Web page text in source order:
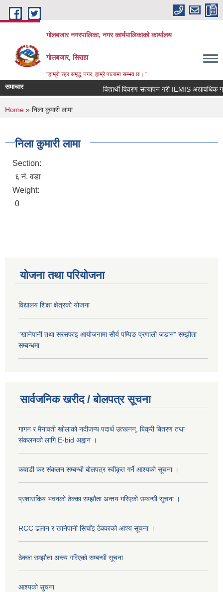
Skip to main content
गोलबजार नगरपालिका, नगर कार्यपालिकाको कार्यालय
गोलबजार, सिराहा
"हाम्रो रहर समृद्ध नगर, हाम्रै पालामा सम्भव छ। "
समाचार विद्यार्थी विवरण सत्यापन गरी IEMIS अद्यावधिक
You are here
Home » निला कुमारी लामा
निला कुमारी लामा
Section:
६ नं. वडा
Weight:
0
योजना तथा परियोजना
विद्यालय शिक्षा क्षेत्रको योजना
"खानेपानी तथा सरसफाइ आयोजनामा सौर्य पम्पिङ प्रणाली जडान" सम्झौता
सम्बन्धमा
सार्वजनिक खरीद / बोलपत्र सूचना
गागन र मैनावती खोलाको नदीजन्य पदार्थ उत्खनन्, बिक्री बितरण तथा
संकलनको लागि E-bid अह्वान ।
कवाडी कर संकलन सम्बन्धी बोलपत्र स्वीकृत गर्ने आश्यको सूचना ।
प्रशासकिय भवनको ठेक्का सम्झौता अन्तय गरिएको सम्बन्धी सूचना ।
RCC ढलान र खानेपानी सिचाँइ ठेक्काको आश्य सूचना ।
ठेक्का सम्झौता अन्त्य गरिएको सम्बन्धी सूचना
आश्यको सुचना